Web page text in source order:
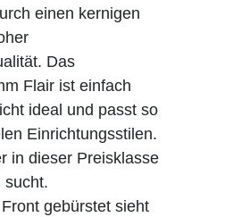
einen kernigen
Das
Flair ist einfach
ideal und passt so
Einrichtungsstilen.
in dieser Preisklasse
sucht.
gebürstet sieht